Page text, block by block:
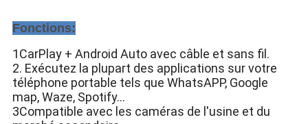
Fonctions:
1CarPlay + Android Auto avec câble et sans fil.
2. Exécutez la plupart des applications sur votre
téléphone portable tels que WhatsAPP, Google
map, Waze, Spotify...
3Compatible avec les caméras de l'usine et du